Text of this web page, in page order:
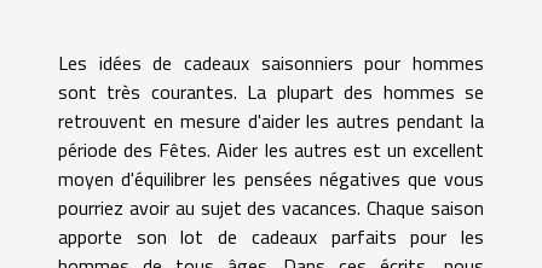
Les idées de cadeaux saisonniers pour hommes
sont très courantes. La plupart des hommes se
retrouvent en mesure d'aider les autres pendant la
période des Fêtes. Aider les autres est un excellent
moyen d'équilibrer les pensées négatives que vous
pourriez avoir au sujet des vacances. Chaque saison
apporte son lot de cadeaux parfaits pour les